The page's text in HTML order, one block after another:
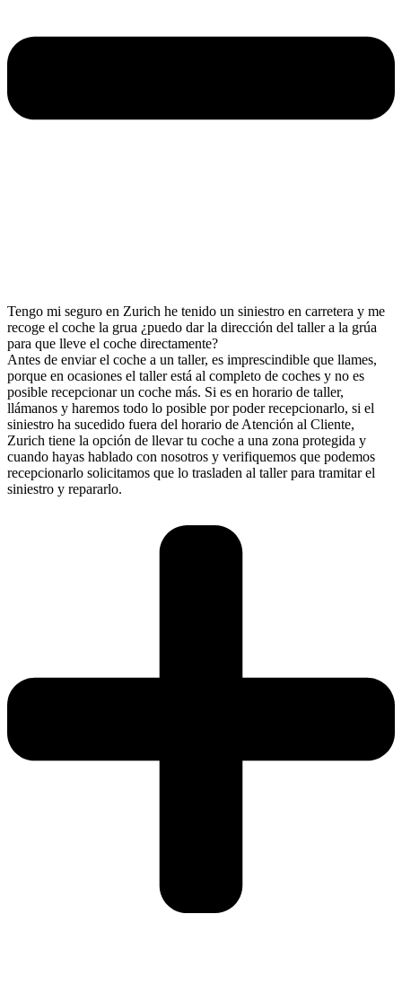
Tengo mi seguro en Zurich he tenido un siniestro en carretera y me
recoge el coche la grua ¿puedo dar la dirección del taller a la grúa
para que lleve el coche directamente?
Antes de enviar el coche a un taller, es imprescindible que llames,
porque en ocasiones el taller está al completo de coches y no es
posible recepcionar un coche más. Si es en horario de taller,
llámanos y haremos todo lo posible por poder recepcionarlo, si el
siniestro ha sucedido fuera del horario de Atención al Cliente,
Zurich tiene la opción de llevar tu coche a una zona protegida y
cuando hayas hablado con nosotros y verifiquemos que podemos
recepcionarlo solicitamos que lo trasladen al taller para tramitar el
siniestro y repararlo.